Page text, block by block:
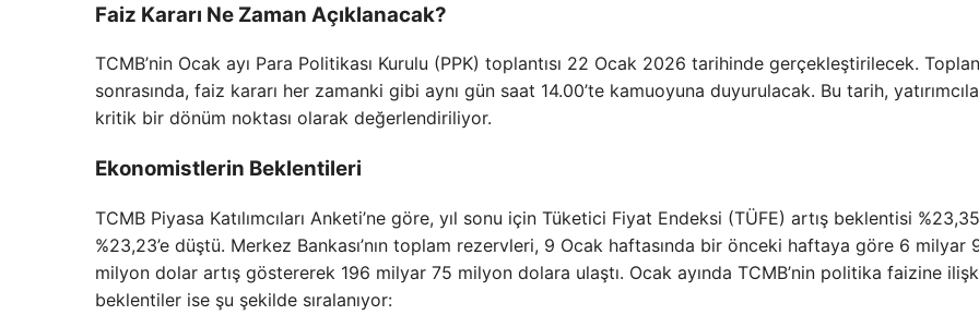
Faiz Kararı Ne Zaman Açıklanacak?
TCMB’nin Ocak ayı Para Politikası Kurulu (PPK) toplantısı 22 Ocak 2026 tarihinde gerçekleştirilecek.
sonrasında, faiz kararı her zamanki gibi aynı gün saat 14.00’te kamuoyuna duyurulacak. Bu tarih,
kritik bir dönüm noktası olarak değerlendiriliyor.
Ekonomistlerin Beklentileri
TCMB Piyasa Katılımcıları Anketi’ne göre, yıl sonu için Tüketici Fiyat Endeksi (TÜFE) artış beklentisi
%23,23’e düştü. Merkez Bankası’nın toplam rezervleri, 9 Ocak haftasında bir önceki haftaya göre 6 milyar
milyon dolar artış göstererek 196 milyar 75 milyon dolara ulaştı. Ocak ayında TCMB’nin politika faizine
beklentiler ise şu şekilde sıralanıyor: